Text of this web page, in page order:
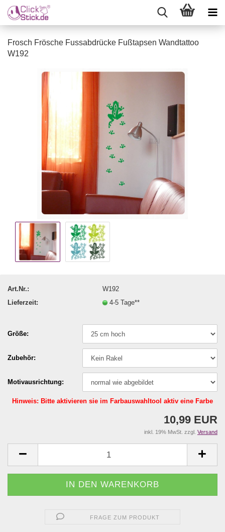
Frosch Frösche Fussabdrücke Fußtapsen Wandtattoo
W192
Art.Nr.:
W192
Lieferzeit:
4-5 Tage**
Größe:
Zubehör:
Motivausrichtung:
Hinweis: Bitte aktivieren sie im Farbauswahltool aktiv eine Farbe
10,99 EUR
inkl. 19% MwSt. zzgl. Versand
FRAGE ZUM PRODUKT